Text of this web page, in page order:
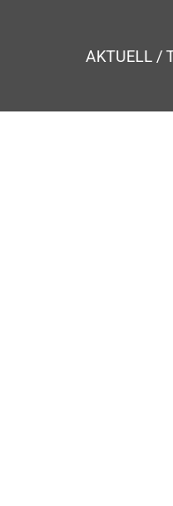
AKTUELL /